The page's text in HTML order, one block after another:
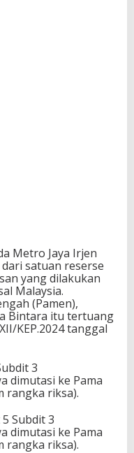
Metro Jaya Irjen
satuan reserse
yang dilakukan
Malaysia.
(Pamen),
Bintara itu tertuang
KEP.2024 tanggal
3
dimutasi ke Pama
rangka riksa).
5 Subdit 3
dimutasi ke Pama
rangka riksa).